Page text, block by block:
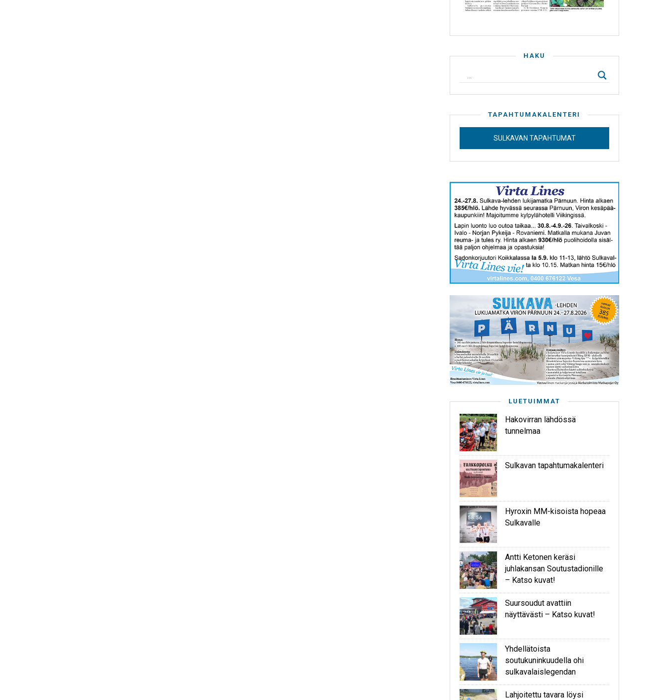
HAKU
TAPAHTUMAKALENTERI
SULKAVAN TAPAHTUMAT
LUETUIMMAT
Hakovirran lähdössä
tunnelmaa
Sulkavan tapahtumakalenteri
Hyroxin MM-kisoista hopeaa
Sulkavalle
Antti Ketonen keräsi
juhlakansan Soutustadionille
– Katso kuvat!
Suursoudut avattiin
näyttävästi – Katso kuvat!
Yhdellätoista
soutukuninkuudella ohi
sulkavalaislegendan
Lahjoitettu tavara löysi